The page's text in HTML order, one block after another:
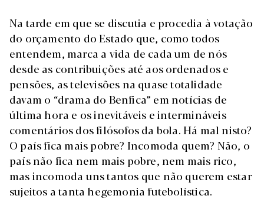
Na tarde em que se discutia e procedia à votação
do orçamento do Estado que, como todos
entendem, marca a vida de cada um de nós
desde as contribuições até aos ordenados e
pensões, as televisões na quase totalidade
davam o “drama do Benfica” em notícias de
última hora e os inevitáveis e intermináveis
comentários dos filósofos da bola. Há mal nisto?
O país fica mais pobre? Incomoda quem? Não, o
país não fica nem mais pobre, nem mais rico,
mas incomoda uns tantos que não querem estar
sujeitos a tanta hegemonia futebolística.